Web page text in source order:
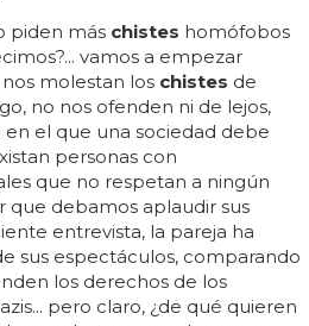
piden más chistes homófobos
vamos a empezar
molestan los chistes de
no nos ofenden ni de lejos,
el que una sociedad debe
personas con
que no respetan a ningún
que debamos aplaudir sus
entrevista, la pareja ha
sus espectáculos, comparando
los derechos de los
pero claro, ¿de qué quieren